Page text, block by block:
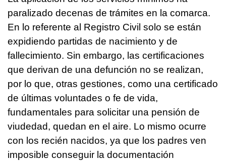
paralizado decenas de trámites en la comarca.
En lo referente al Registro Civil solo se están
expidiendo partidas de nacimiento y de
fallecimiento. Sin embargo, las certificaciones
que derivan de una defunción no se realizan,
por lo que, otras gestiones, como una certificado
de últimas voluntades o fe de vida,
fundamentales para solicitar una pensión de
viudedad, quedan en el aire. Lo mismo ocurre
con los recién nacidos, ya que los padres ven
imposible conseguir la documentación